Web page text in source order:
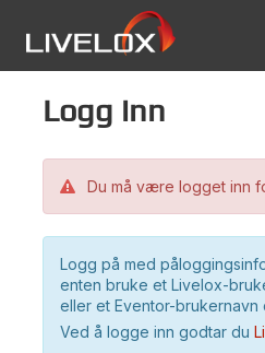
Logg inn
Du må være logget inn
Logg på med
enten bruke et Livelox-
eller et Eventor-brukernavn
Ved å logge inn godtar du